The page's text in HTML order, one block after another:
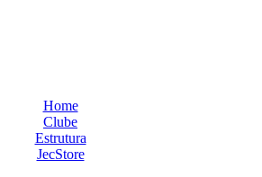
Home
Clube
Estrutura
JecStore